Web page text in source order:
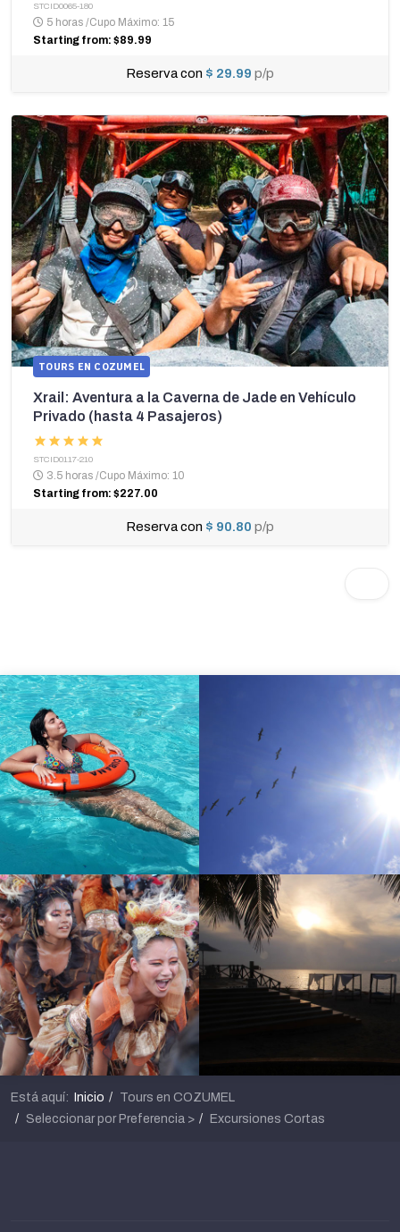
STCID0065-180
5 horas /Cupo Máximo: 15
Starting from: $89.99
Reserva con $ 29.99 p/p
TOURS EN COZUMEL
Xrail: Aventura a la Caverna de Jade en Vehículo
Privado (hasta 4 Pasajeros)
STCID0117-210
3.5 horas /Cupo Máximo: 10
Starting from: $227.00
Reserva con $ 90.80 p/p
Está aquí: Inicio
Tours en COZUMEL
Seleccionar por Preferencia >
Excursiones Cortas